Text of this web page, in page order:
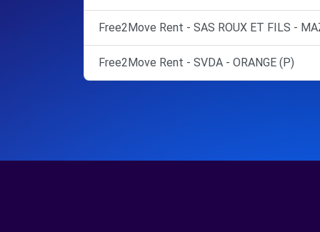
Free2Move Rent - SAS ROUX ET FILS -
Free2Move Rent - SVDA - ORANGE (P)